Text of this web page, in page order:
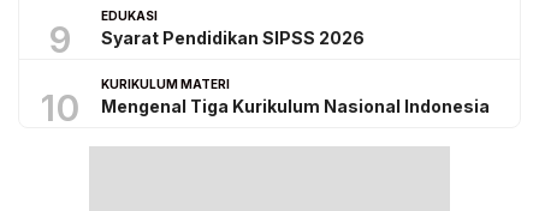
9
EDUKASI
Syarat Pendidikan SIPSS 2026
10
KURIKULUM MATERI
Mengenal Tiga Kurikulum Nasional Indonesia